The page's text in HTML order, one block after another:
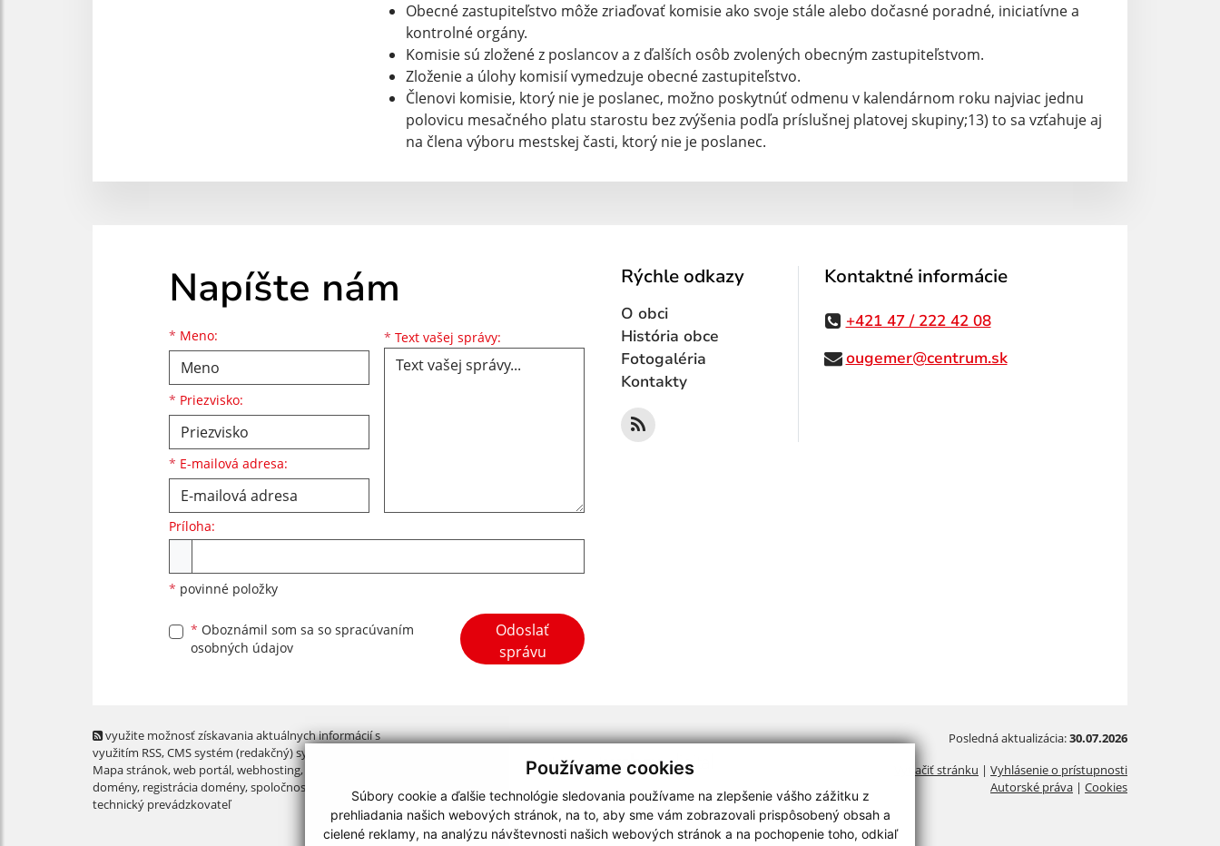
Používame cookies
Súbory cookie a ďalšie technológie sledovania používame na zlepšenie vášho zážitku z
prehliadania našich webových stránok, na to, aby sme vám zobrazovali prispôsobený obsah a
cielené reklamy, na analýzu návštevnosti našich webových stránok a na pochopenie toho, odkiaľ
Obecné zastupiteľstvo môže zriaďovať komisie ako svoje stále alebo dočasné poradné, iniciatívne a
kontrolné orgány.
Komisie sú zložené z poslancov a z ďalších osôb zvolených obecným zastupiteľstvom.
Zloženie a úlohy komisií vymedzuje obecné zastupiteľstvo.
Členovi komisie, ktorý nie je poslanec, možno poskytnúť odmenu v kalendárnom roku najviac jednu
polovicu mesačného platu starostu bez zvýšenia podľa príslušnej platovej skupiny;13) to sa vzťahuje aj
na člena výboru mestskej časti, ktorý nie je poslanec.
Napíšte nám
* Meno:
Meno
* Priezvisko:
Priezvisko
* E-mailová adresa:
E-mailová adresa * Text vašej správy: Text vašej správy...
Príloha:
* povinné položky
* Oboznámil som sa so spracúvaním
osobných údajov
Google reCaptcha Response
Odoslať
správu
Rýchle odkazy
O obci
História obce
Fotogaléria
Kontakty
Kontaktné informácie
+421 47 / 222 42 08
ougemer@centrum.sk
využite možnosť získavania aktuálnych informácií s
využitím RSS, CMS systém (redakčný) systém ECHELON 2,
Mapa stránok,web portál,webhosting,
domény, registrácia domény,spoločnosť webex.digital, s.r.o.
technický prevádzkovateľ
Posledná aktualizácia:30.07.2026
Vytlačiť stránku | Vyhlásenie o prístupnosti
Autorské práva | Cookies
webdesign|